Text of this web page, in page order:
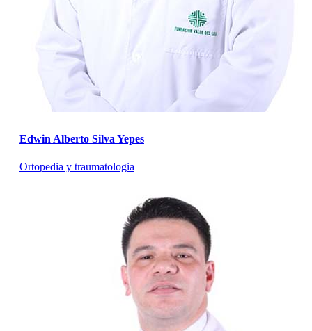
Edwin Alberto Silva Yepes
Ortopedia y traumatologia